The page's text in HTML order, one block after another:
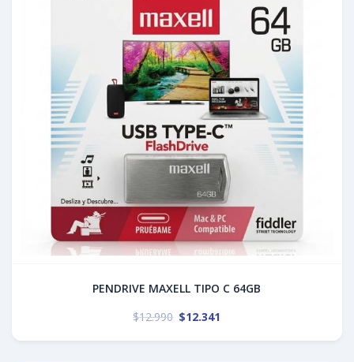
PENDRIVE MAXELL TIPO C 64GB
$12.990 $12.341